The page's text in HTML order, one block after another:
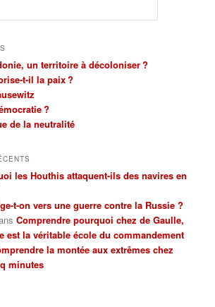
un territoire à décoloniser ?
t-il la paix ?
?
de la neutralité
les Houthis attaquent-ils des navires en
t-on vers une guerre contre la Russie ?
Comprendre pourquoi chez de Gaulle,
est la véritable école du commandement
la montée aux extrêmes chez
minutes